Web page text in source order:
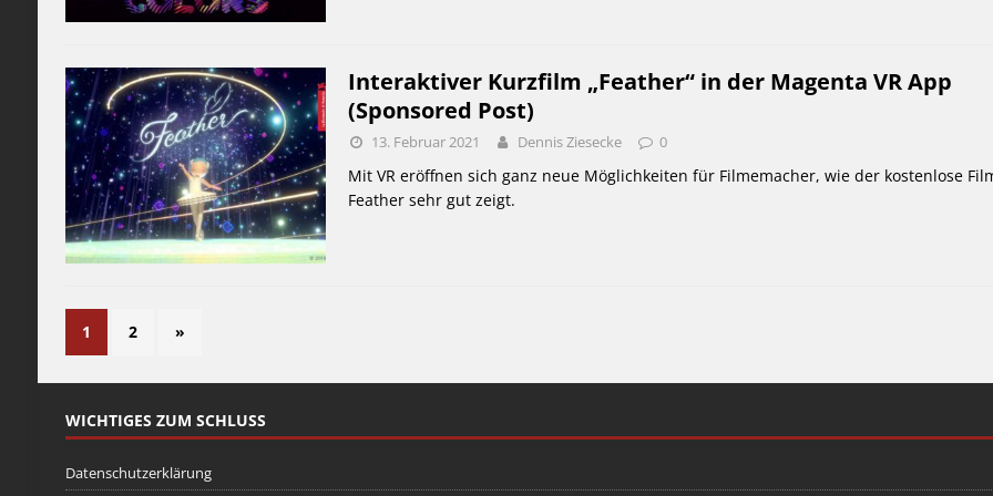
Interaktiver Kurzfilm „Feather“ in der Magenta VR App
(Sponsored Post)
13. Februar 2021 Dennis Ziesecke 0
Mit VR eröffnen sich ganz neue Möglichkeiten für Filmemacher, wie der kostenlose
Feather sehr gut zeigt.
1 2 »
WICHTIGES ZUM SCHLUSS
Datenschutzerklärung